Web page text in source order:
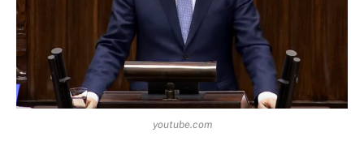
youtube.com